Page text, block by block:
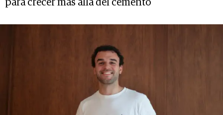
para crecer más allá del cemento